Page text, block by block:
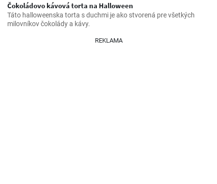
Čokoládovo kávová torta na Halloween
Táto halloweenska torta s duchmi je ako stvorená pre všetkých
milovníkov čokolády a kávy.
REKLAMA